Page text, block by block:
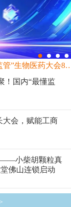
20+监管与首席审评专家齐聚！国内“最
！国内“最懂监
大会，赋能工商
小柴胡颗粒真
佛山连锁启动